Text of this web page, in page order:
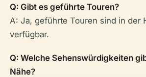
Q: Gibt es geführte Touren?
A: Ja, geführte Touren sind in der
verfügbar.
Q: Welche Sehenswürdigkeiten
Nähe?